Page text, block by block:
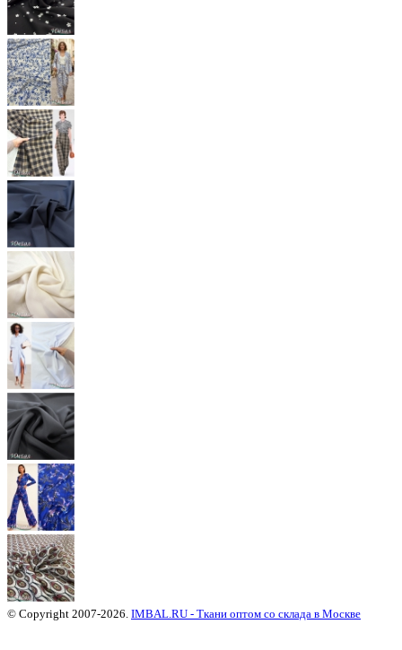
© Copyright 2007-2026. IMBAL.RU - Ткани оптом со склада в Москве